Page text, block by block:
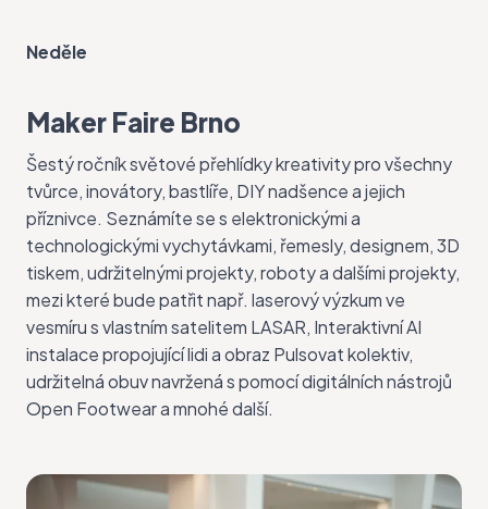
Neděle
Maker Faire Brno
Šestý ročník světovépřehlídky kreativitypro všechny
tvůrce, inovátory, bastlíře, DIY nadšence a jejich
příznivce. Seznámíte se s elektronickými a
technologickými vychytávkami, řemesly, designem, 3D
tiskem, udržitelnými projekty, roboty a dalšími projekty,
mezi které bude patřit např. laserový výzkum ve
vesmíru s vlastním satelitem LASAR, Interaktivní AI
instalace propojující lidi a obraz Pulsovat kolektiv,
udržitelná obuv navržená s pomocí digitálních nástrojů
Open Footwear a mnohé další.